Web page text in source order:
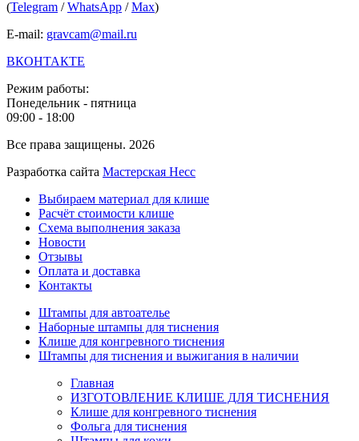
(Telegram /WhatsApp /Max)
E-mail: gravcam@mail.ru
ВКОНТАКТЕ
Режим работы:
Понедельник - пятница
09:00 - 18:00
Все права защищены. 2026
Разработка сайта Мастерская Несс
Выбираем материал для клише
Расчёт стоимости клише
Схема выполнения заказа
Новости
Отзывы
Оплата и доставка
Контакты
Штампы для автоателье
Наборные штампы для тиснения
Клише для конгревного тиснения
Штампы для тиснения и выжигания в наличии
Главная
ИЗГОТОВЛЕНИЕ КЛИШЕ ДЛЯ ТИСНЕНИЯ
Клише для конгревного тиснения
Фольга для тиснения